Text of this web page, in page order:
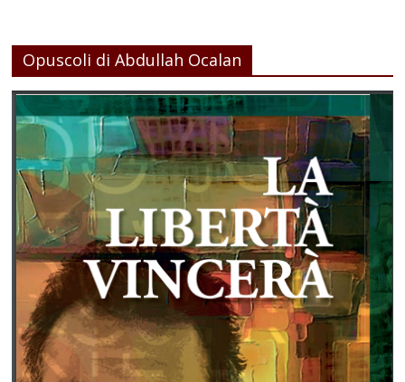
Opuscoli di Abdullah Ocalan